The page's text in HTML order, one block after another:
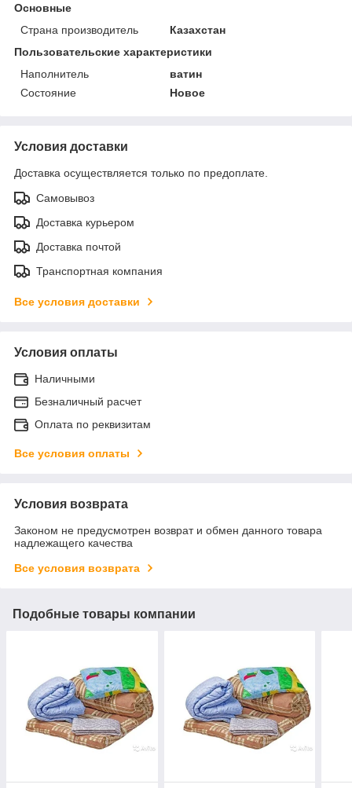
Основные
Страна производитель
Казахстан
Пользовательские характеристики
Наполнитель
ватин
Состояние
Новое
Условия доставки
Доставка осуществляется только по предоплате.
Самовывоз
Доставка курьером
Доставка почтой
Транспортная компания
Все условия доставки
Условия оплаты
Наличными
Безналичный расчет
Оплата по реквизитам
Все условия оплаты
Условия возврата
Законом не предусмотрен возврат и обмен данного товара
надлежащего качества
Все условия возврата
Подобные товары компании